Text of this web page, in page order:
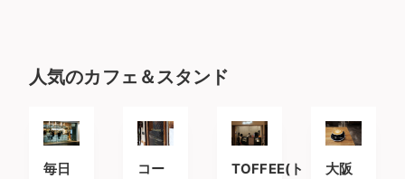
人気のカフェ＆スタンド
毎日
コー
TOFFEE(ト
大阪